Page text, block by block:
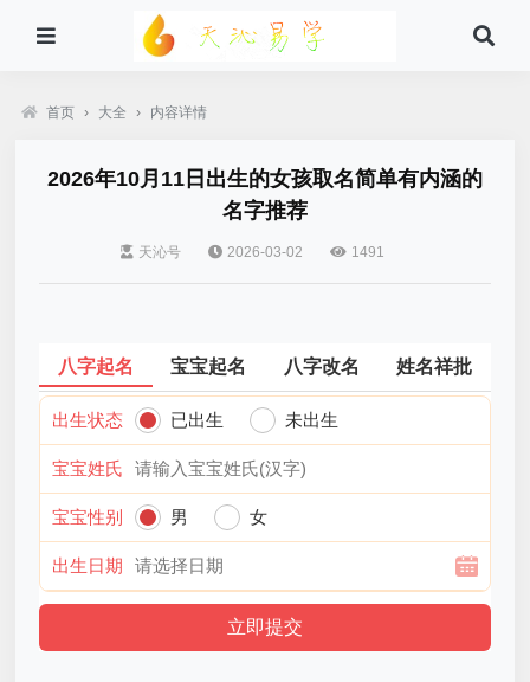
首页 › 大全 › 内容详情
2026年10月11日出生的女孩取名简单有内涵的
名字推荐
天沁号 2026-03-02 1491
八字起名 宝宝起名 八字改名 姓名祥批
出生状态 已出生 未出生
宝宝姓氏
宝宝性别 男 女
出生日期